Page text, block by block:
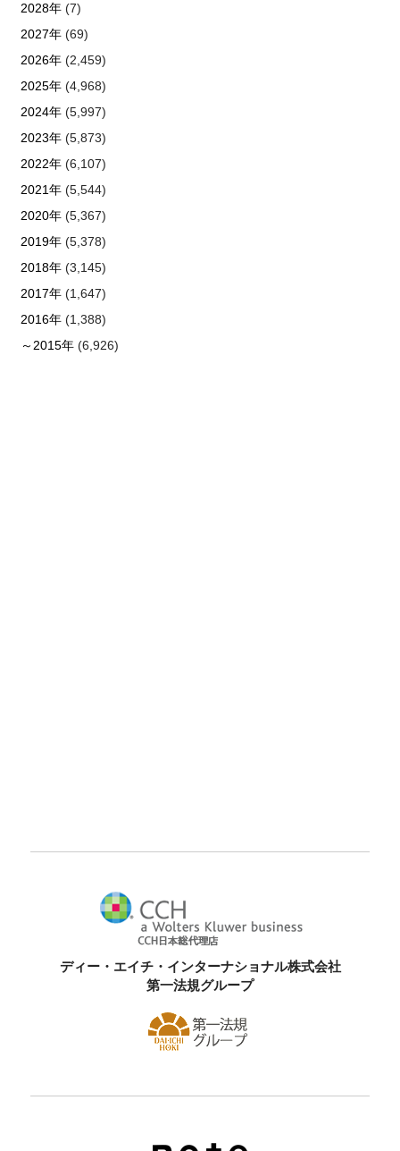
2028年(7)
2027年(69)
2026年(2,459)
2025年(4,968)
2024年(5,997)
2023年(5,873)
2022年(6,107)
2021年(5,544)
2020年(5,367)
2019年(5,378)
2018年(3,145)
2017年(1,647)
2016年(1,388)
～2015年(6,926)
ディー・エイチ・インターナショナル株式会社
第一法規グループ